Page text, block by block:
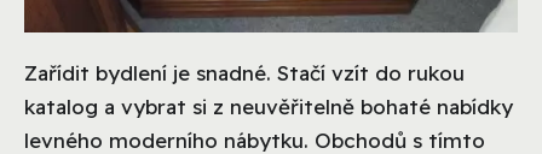
Zařídit bydlení je snadné. Stačí vzít do rukou
katalog a vybrat si z neuvěřitelně bohaté nabídky
levného moderního nábytku. Obchodů s tímto